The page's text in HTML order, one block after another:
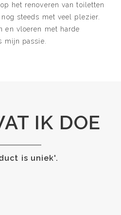
het renoveren van toiletten
steeds met veel plezier.
en vloeren met harde
mijn passie.
IK DOE
is uniek'.